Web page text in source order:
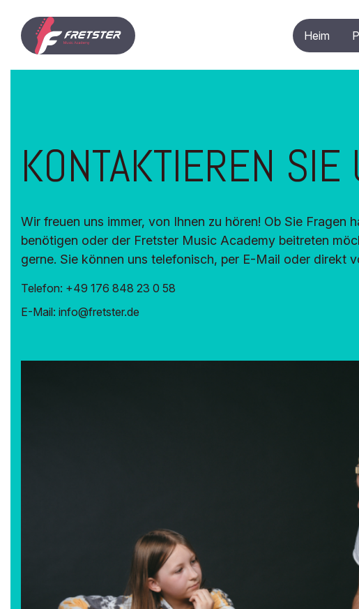
Heim
KONTAKTIEREN SIE
Wir freuen uns immer, von Ihnen zu hören! Ob Sie Fragen
benötigen oder der Fretster Music Academy beitreten
gerne. Sie können uns telefonisch, per E-Mail oder direkt
Telefon: +49 176 848 23 0 58
E-Mail: info@fretster.de